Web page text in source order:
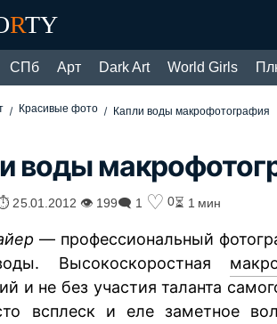
RTY
СПб Арт Dark Art World Girls
Красивые фото Капли воды макрофотография
воды
25.01.2012 👁 199🗨 1 ♡ 0⏳ 1 мин
— профессиональный
Высокоскоростная
и не без участия таланта
всплеск и еле заметное